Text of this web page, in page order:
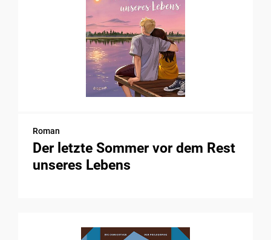
Roman
Der letzte Sommer vor dem Rest
unseres Lebens